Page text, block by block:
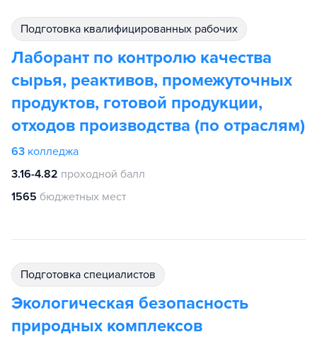
подготовка квалифицированных рабочих
Лаборант по контролю качества
сырья, реактивов, промежуточных
продуктов, готовой продукции,
отходов производства (по отраслям)
63 колледжа
3.16-4.82 проходной балл
1565 бюджетных мест
подготовка специалистов
Экологическая безопасность
природных комплексов